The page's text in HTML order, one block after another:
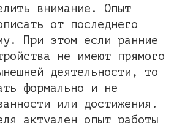
внимание. Опыт
от последнего
При этом если ранние
не имеют прямого
деятельности, то
формально и не
или достижения.
актуален опыт работы